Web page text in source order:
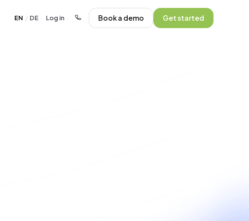
EN / DE · Log in · Book a demo Get started